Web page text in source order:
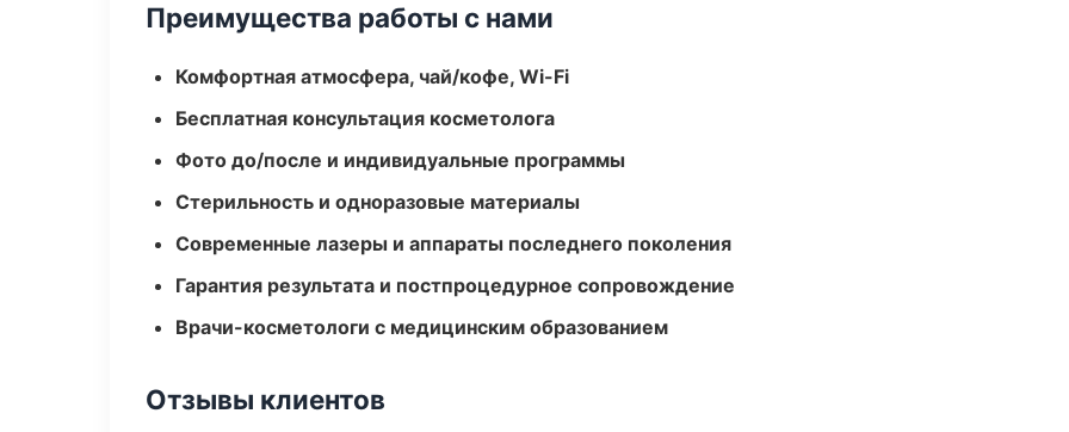
Преимущества работы с нами
Комфортная атмосфера, чай/кофе, Wi-Fi
Бесплатная консультация косметолога
Фото до/после и индивидуальные программы
Стерильность и одноразовые материалы
Современные лазеры и аппараты последнего поколения
Гарантия результата и постпроцедурное сопровождение
Врачи-косметологи с медицинским образованием
Отзывы клиентов